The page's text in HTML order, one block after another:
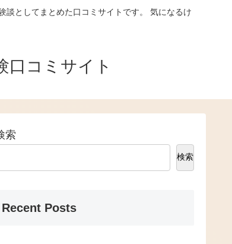
談としてまとめた口コミサイトです。 気になるけ
口コミサイト
索
検索
Recent Posts